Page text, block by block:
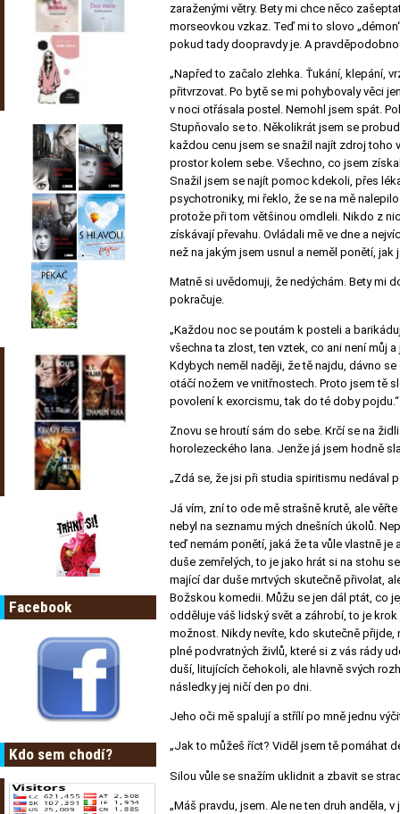
Facebook
Kdo sem chodí?
zaraženými větry. Bety mi chce něco
morseovkou vzkaz. Teď mi to slovo
pokud tady doopravdy je. A
„Napřed to začalo zlehka. Ťukání, klepání,
přitvrzovat. Po bytě se mi pohybovaly věci
v noci otřásala postel. Nemohl jsem spát.
Stupňovalo se to. Několikrát jsem se
každou cenu jsem se snažil najít zdroj toho
prostor kolem sebe. Všechno, co jsem
Snažil jsem se najít pomoc kdekoli, přes
psychotroniky, mi řeklo, že se na mě
protože při tom většinou omdleli. Nikdo z
získávají převahu. Ovládali mě ve dne a
než na jakým jsem usnul a neměl ponětí,
Matně si uvědomuji, že nedýchám. Bety mi
pokračuje.
„Každou noc se poutám k posteli a
všechna ta zlost, ten vztek, co ani není můj
Kdybych neměl naději, že tě najdu, dávno
otáčí nožem ve vnitřnostech. Proto jsem tě
povolení k exorcismu, tak do té doby pojdu.“
Znovu se hroutí sám do sebe. Krčí se na
horolezeckého lana. Jenže já jsem hodně
„Zdá se, že jsi při studia spiritismu nedával
Já vím, zní to ode mě strašně krutě, ale
nebyl na seznamu mých dnešních úkolů.
teď nemám ponětí, jaká že ta vůle vlastně je
duše zemřelých, to je jako hrát si na stohu
mající dar duše mrtvých skutečně přivolat,
Božskou komedii. Můžu se jen dál ptát, co
odděluje váš lidský svět a záhrobí, to je
možnost. Nikdy nevíte, kdo skutečně přijde,
plné podvratných živlů, které si z vás rády
duší, litujících čehokoli, ale hlavně svých
následky jej ničí den po dni.
Jeho oči mě spalují a střílí po mně jednu
„Jak to můžeš říct? Viděl jsem tě pomáhat
Silou vůle se snažím uklidnit a zbavit se
„Máš pravdu, jsem. Ale ne ten druh anděla,